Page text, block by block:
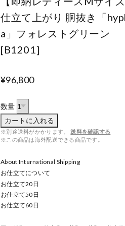
仕立て上がり 胴抜き「
a」フォレストグリーン
[B1201]
¥96,800
数量
カートに入れる
※別途送料がかかります。
送料を確認する
※この商品は海外配送できる商品です。
About International Shipping
お仕立てについて
お仕立て20 日
お仕立て50 日
お仕立て60 日